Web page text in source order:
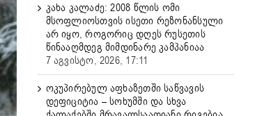
კახა კალაძე: 2008 წლის ომი
მსოფლიოსთვის ისეთი რეზონანსული
არ იყო, როგორიც დღეს რუსეთის
წინააღმდეგ მიმდინარე კამპანიაა
7 აგვისტო, 2026, 17:11
ოკუპირებულ აფხაზეთში საწვავის
დეფიციტია – სოხუმში და სხვა